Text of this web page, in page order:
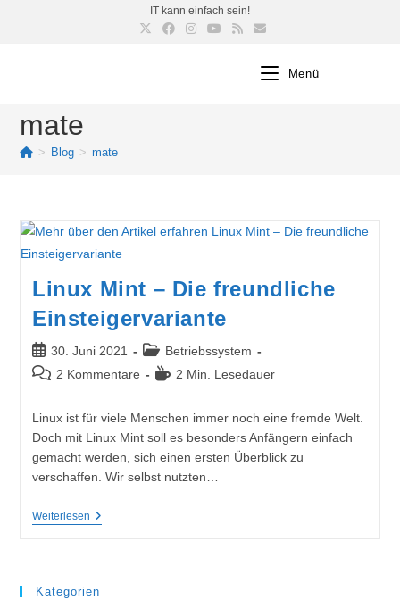
IT kann einfach sein!
Menü
mate
> Blog > mate
Linux Mint – Die freundliche
Einsteigervariante
30. Juni 2021
Betriebssystem
2 Kommentare
2 Min. Lesedauer
Linux ist für viele Menschen immer noch eine fremde Welt.
Doch mit Linux Mint soll es besonders Anfängern einfach
gemacht werden, sich einen ersten Überblick zu
verschaffen. Wir selbst nutzten…
Weiterlesen
Kategorien